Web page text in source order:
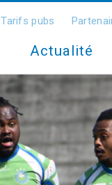
Tarifs pubs
Actualité